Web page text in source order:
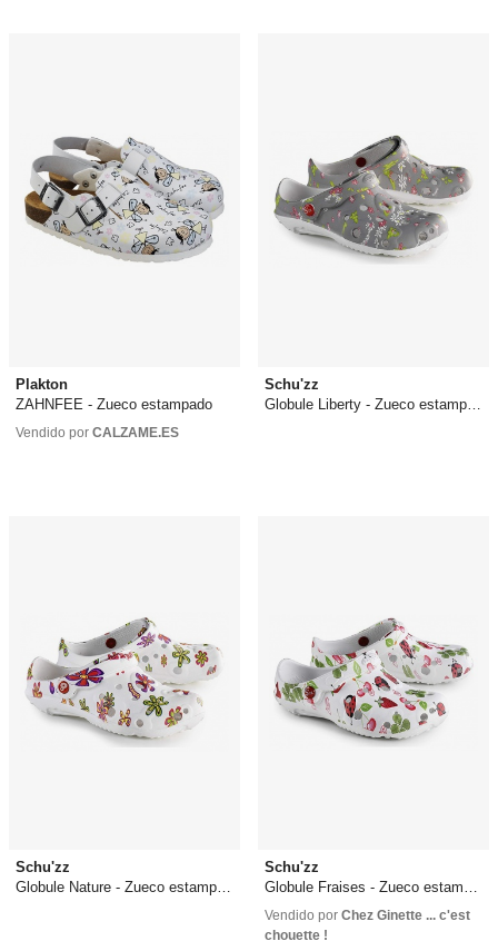
Plakton
ZAHNFEE - Zueco estampado
39,95 €
Vendido porCALZAME.ES
Schu'zz
Globule Liberty - Zueco estampado
Schu'zz
Globule Nature - Zueco estampado
Schu'zz
Globule Fraises - Zueco estampado
41,31 €
Vendido por Chez Ginette ... c'est
chouette !